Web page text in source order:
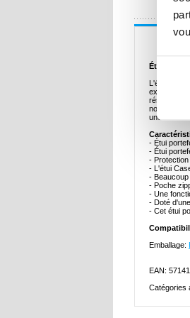
Étui
L'étui
exclusif et
résistant
nombreux
une
- Étui
- Étui
-
- L'étui
-
- Poche
- Une
- Doté
- Cet étui
Emballage:
EAN:
Catégories